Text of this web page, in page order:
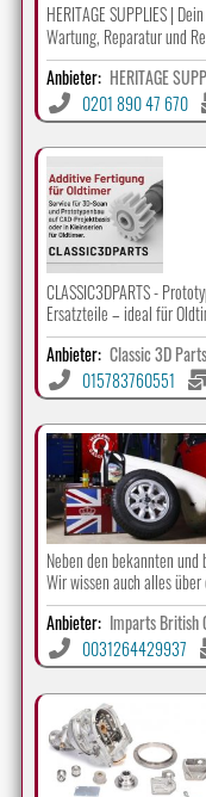
HERITAGE SUPPLIES |
Wartung, Reparatur und
Anbieter: HERITAGE
0201 890 47 670
CLASSIC3DPARTS -
Ersatzteile – ideal für
Anbieter: Classic 3D Parts
015783760551
Neben den bekannten
Wir wissen auch alles
Anbieter: Imparts British
0031264429937